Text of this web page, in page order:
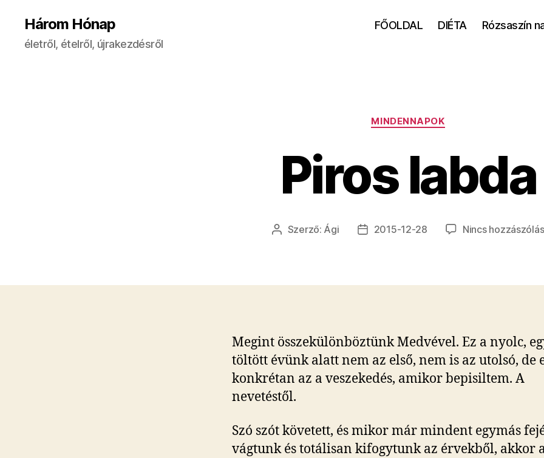
Három Hónap
életről, ételről, újrakezdésről
FŐOLDAL DIÉTA Rózsaszín
Kategóriák
MINDENNAPOK
Piros labda
Bejegyzés
Szerző: Ági
Bejegyzés
2015-12-28 Nincs hozzászólás
Megint összekülönböztünk Medvével. Ez a nyolc,
töltött évünk alatt nem az első, nem is az utolsó, de
konkrétan az a veszekedés, amikor bepisiltem. A
nevetéstől.
Szó szót követett, és mikor már mindent egymás
vágtunk és totálisan kifogytunk az érvekből, akkor